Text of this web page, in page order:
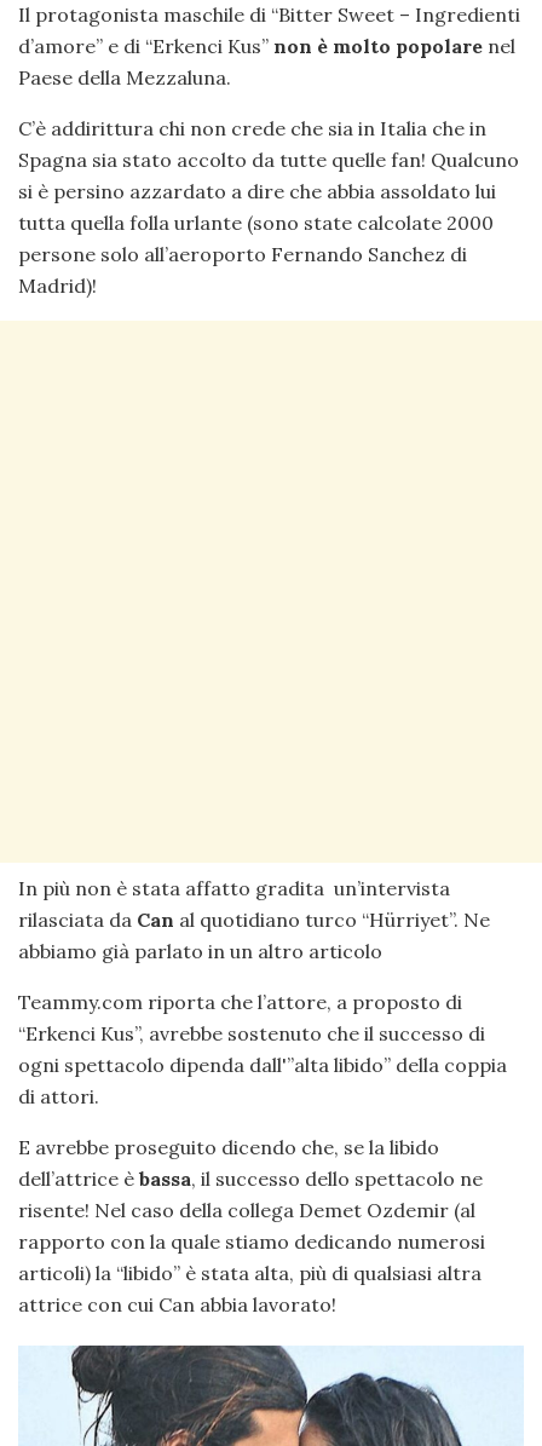
Il protagonista maschile di “Bitter Sweet – Ingredienti
d’amore” e di “Erkenci Kus” non è molto popolare nel
Paese della Mezzaluna.
C’è addirittura chi non crede che sia in Italia che in
Spagna sia stato accolto da tutte quelle fan! Qualcuno
si è persino azzardato a dire che abbia assoldato lui
tutta quella folla urlante (sono state calcolate 2000
persone solo all’aeroporto Fernando Sanchez di
Madrid)!
In più non è stata affatto gradita un’intervista
rilasciata da Can al quotidiano turco “Hürriyet”. Ne
abbiamo già parlato in un altro articolo
Teammy.com riporta che l’attore, a proposto di
“Erkenci Kus”, avrebbe sostenuto che il successo di
ogni spettacolo dipenda dall'”alta libido” della coppia
di attori.
E avrebbe proseguito dicendo che, se la libido
dell’attrice è bassa, il successo dello spettacolo ne
risente! Nel caso della collega Demet Ozdemir (al
rapporto con la quale stiamo dedicando numerosi
articoli) la “libido” è stata alta, più di qualsiasi altra
attrice con cui Can abbia lavorato!